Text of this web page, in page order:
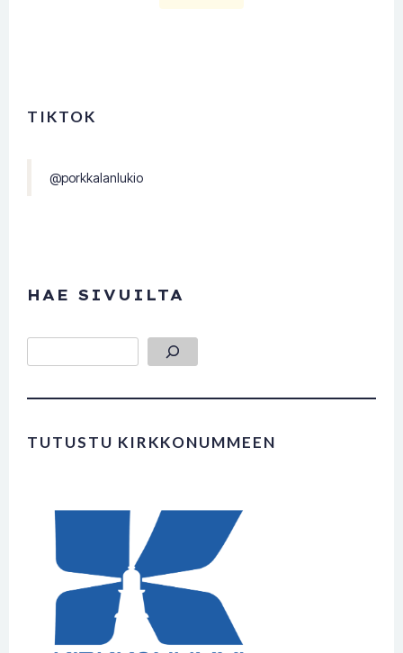
TIKTOK
@porkkalanlukio
HAE SIVUILTA
TUTUSTU KIRKKONUMMEEN